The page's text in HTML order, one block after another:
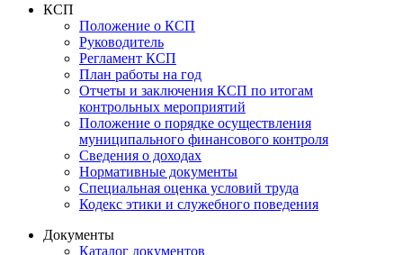
КСП
Положение о КСП
Руководитель
Регламент КСП
План работы на год
Отчеты и заключения КСП по итогам
контрольных мероприятий
Положение о порядке осуществления
муниципального финансового контроля
Сведения о доходах
Нормативные документы
Специальная оценка условий труда
Кодекс этики и служебного поведения
Документы
Каталог документов